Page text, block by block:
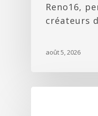
Reno16,
créateurs
août 5, 2026